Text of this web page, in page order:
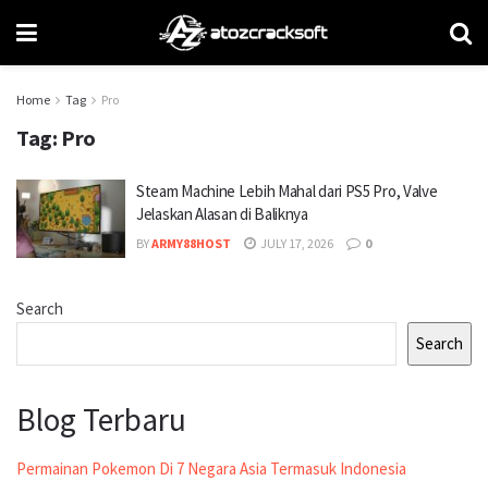
Home Tag Pro
Tag: Pro
Steam Machine Lebih Mahal dari PS5 Pro, Valve
Jelaskan Alasan di Baliknya
BYARMY88HOST JULY 17, 2026 0
Search
Search
Blog Terbaru
Permainan Pokemon Di 7 Negara Asia Termasuk Indonesia